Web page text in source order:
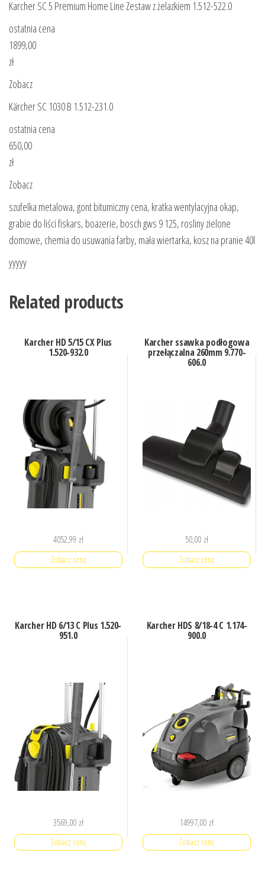
Karcher SC 5 Premium Home Line Zestaw z żelazkiem 1.512-522.0
ostatnia cena
1899,00
zł
Zobacz
Kärcher SC 1030 B 1.512-231.0
ostatnia cena
650,00
zł
Zobacz
szufelka metalowa, gont bitumiczny cena, kratka wentylacyjna okap,
grabie do liści fiskars, boazerie, bosch gws 9 125, rosliny zielone
domowe, chemia do usuwania farby, mała wiertarka, kosz na pranie 40l
yyyyy
Related products
Karcher HD 5/15 CX Plus
1.520-932.0
4052,99 zł
Zobacz cenę
Karcher ssawka podłogowa
przełączalna 260mm 9.770-
606.0
50,00 zł
Zobacz cenę
Karcher HD 6/13 C Plus 1.520-
951.0
3569,00 zł
Zobacz cenę
Karcher HDS 8/18-4 C 1.174-
900.0
14997,00 zł
Zobacz cenę